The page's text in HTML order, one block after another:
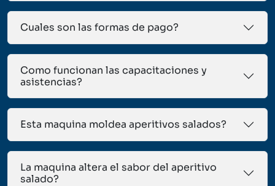
Cuales son las formas de pago?
Como funcionan las capacitaciones y
asistencias?
Esta maquina moldea aperitivos salados?
La maquina altera el sabor del aperitivo
salado?